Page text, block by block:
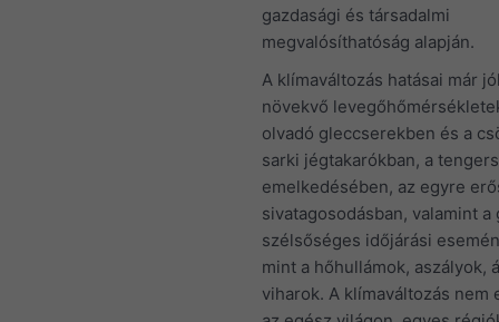
gazdasági és társadalmi
megvalósíthatóság alapján.
A klímaváltozás hatásai már
növekvő
olvadó gleccserekben és a
sarki jégtakarókban, a
emelkedésében, az egyre
sivatagosodásban, valamint a
szélsőséges időjárási
mint a hőhullámok, aszályok,
viharok. A klímaváltozás nem